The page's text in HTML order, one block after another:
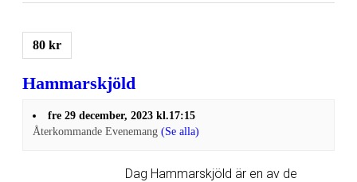
80 kr
Hammarskjöld
fre 29 december, 2023 kl.17:15
Återkommande Evenemang (Se alla)
Dag Hammarskjöld är en av de